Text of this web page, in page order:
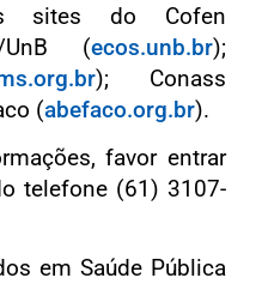
sites do Cofen
UnB (ecos.unb.br);
); Conass
(abefaco.org.br).
favor entrar
telefone (61) 3107-
em Saúde Pública